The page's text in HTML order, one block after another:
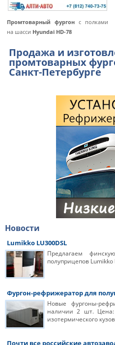
Промтоварный фургон с полками
на шасси Hyundai HD-78
Продажа и
промтоварных
Санкт-Петербурге
Новости
Lumikko LU300DSL
Предлагаем
полуприцепов
Фургон-рефрижератор для
Новые фургоны-
наличии 2 шт.
изотермического
Почти все российские